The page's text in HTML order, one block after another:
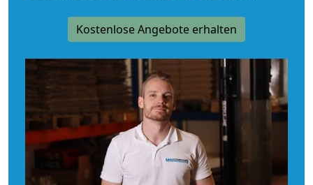
Kostenlose Angebote erhalten